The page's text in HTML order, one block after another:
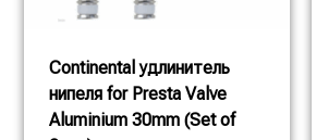
Continental удлинитель
нипеля for Presta Valve
Aluminium 30mm (Set of